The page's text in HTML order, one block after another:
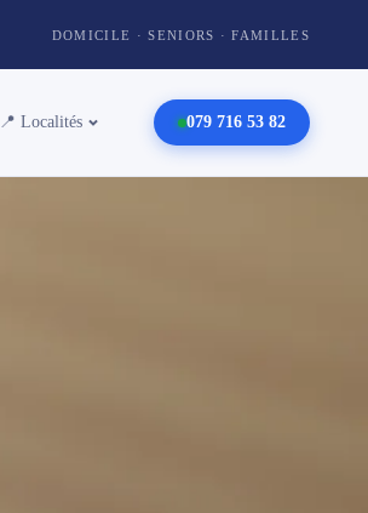
DOMICILE · SENIORS · FAMILLES
📍 Localités 079 716 53 82